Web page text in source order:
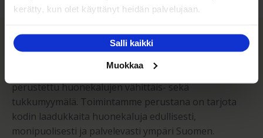
kerätty, kun olet käyttänyt heidän palvelujaan.
Salli kaikki
Muokkaa
Kaluste-Matti Oy on vuonna 1994 perheyrityksenä
perustettu huonekalujen vähittäis- sekä
tukkumyymälä. Toimintamme perustana on tarjota
kodin laadukkaita huonekaluja edullisesti,
monipuolisesti ja palvelevasti ympäri Suomen.